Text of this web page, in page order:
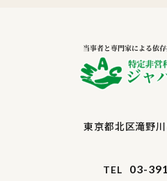
東京都北区滝野川
TEL 03-